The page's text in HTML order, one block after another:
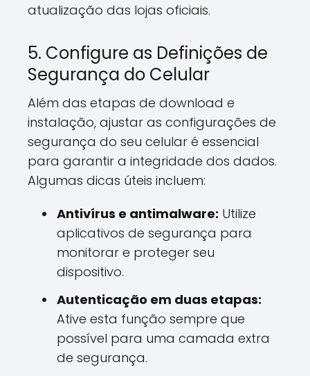
atualização das lojas oficiais.
5. Configure as Definições de
Segurança do Celular
Além das etapas de download e
instalação, ajustar as configurações de
segurança do seu celular é essencial
para garantir a integridade dos dados.
Algumas dicas úteis incluem:
Antivírus e antimalware: Utilize
aplicativos de segurança para
monitorar e proteger seu
dispositivo.
Autenticação em duas etapas:
Ative esta função sempre que
possível para uma camada extra
de segurança.